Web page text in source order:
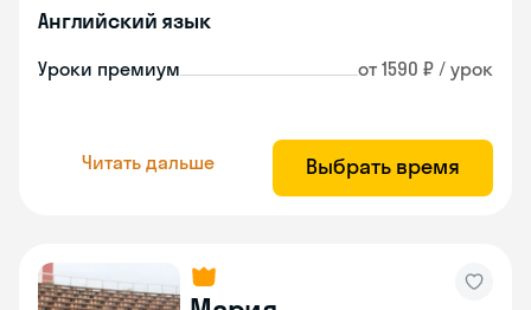
Английский язык
Уроки премиум от 1590 ₽ / урок
Читать дальше Выбрать время